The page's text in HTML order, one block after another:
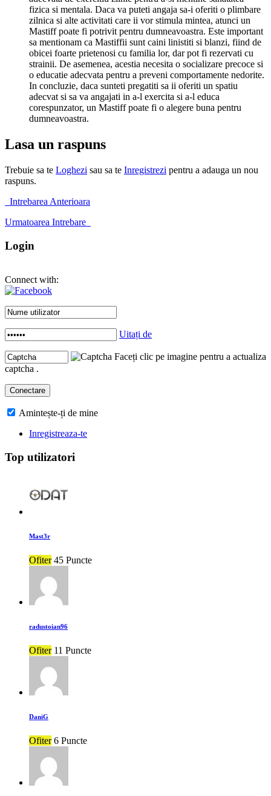
fizica si mentala. Daca va puteti angaja sa-i oferiti o plimbare
zilnica si alte activitati care ii vor stimula mintea, atunci un
Mastiff poate fi potrivit pentru dumneavoastra. Este important
sa mentionam ca Mastiffii sunt caini linistiti si blanzi, fiind de
obicei foarte prietenosi cu familia lor, dar pot fi rezervati cu
strainii. De asemenea, acestia necesita o socializare precoce si
o educatie adecvata pentru a preveni comportamente nedorite.
In concluzie, daca sunteti pregatiti sa ii oferiti un spatiu
adecvat si sa va angajati in a-l exercita si a-l educa
corespunzator, un Mastiff poate fi o alegere buna pentru
dumneavoastra.
Lasa un raspuns
Trebuie sa te Loghezi sau sa te Inregistrezi pentru a adauga un nou
raspuns.
Intrebarea Anterioara
Urmatoarea Intrebare
Login
Connect with:
Uitați de
Faceți clic pe imagine pentru a actualiza
captcha .
Amintește-ți de mine
Inregistreaza-te
Top utilizatori
Mast3r
Ofiter 45 Puncte
radustoian96
Ofiter 11 Puncte
DaniG
Ofiter 6 Puncte